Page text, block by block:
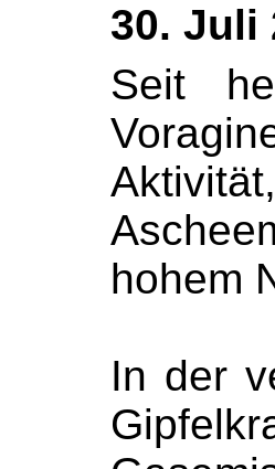
30. Juli
Seit
hohem
In der